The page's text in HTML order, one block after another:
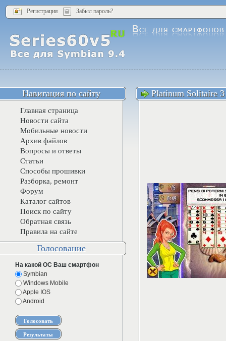
Регистрация Забыл пароль?
Platinum Solitaire 3
Навигация по сайту
Главная страница
Новости сайта
Мобильные новости
Архив файлов
Вопросы и ответы
Статьи
Способы прошивки
Разборка, ремонт
Форум
Каталог сайтов
Поиск по сайту
Обратная связь
Правила на сайте
Голосование
На какой ОС Ваш смартфон
Symbian
Windows Mobile
Apple IOS
Android